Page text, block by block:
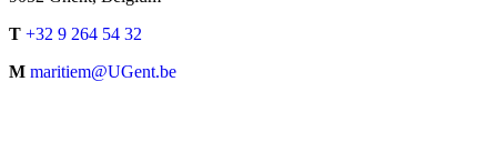
T +32 9 264 54 32
M maritiem@UGent.be